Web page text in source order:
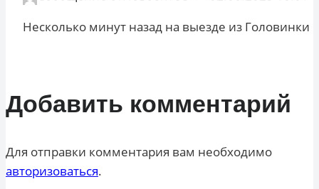
Несколько минут назад на выезде из Головинки
Добавить комментарий
Для отправки комментария вам необходимо
авторизоваться.